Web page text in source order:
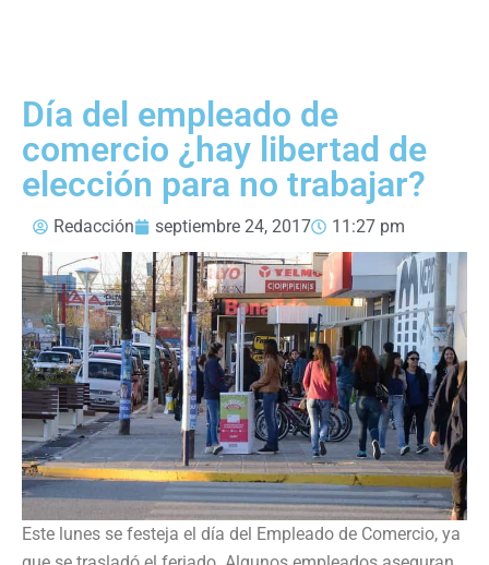
Día del empleado de
comercio ¿hay libertad de
elección para no trabajar?
Redacción septiembre 24, 2017 11:27 pm
Este lunes se festeja el día del Empleado de Comercio, ya